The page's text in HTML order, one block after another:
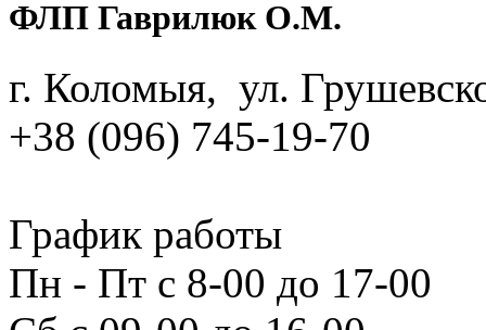
ФЛП Гаврилюк О.М.
г. Коломыя, ул.
+38 (096) 745‑19‑70
График работы
Пн ‑ Пт с 8‑00 до 17‑00